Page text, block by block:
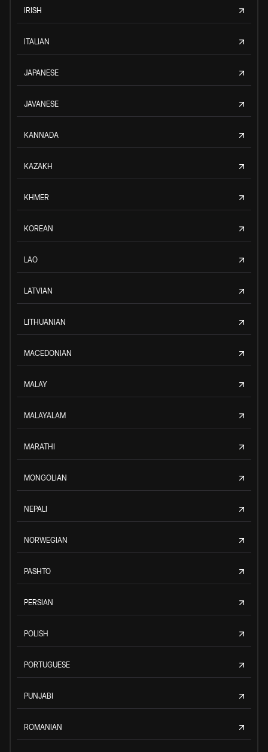
IRISH
ITALIAN
JAPANESE
JAVANESE
KANNADA
KAZAKH
KHMER
KOREAN
LAO
LATVIAN
LITHUANIAN
MACEDONIAN
MALAY
MALAYALAM
MARATHI
MONGOLIAN
NEPALI
NORWEGIAN
PASHTO
PERSIAN
POLISH
PORTUGUESE
PUNJABI
ROMANIAN